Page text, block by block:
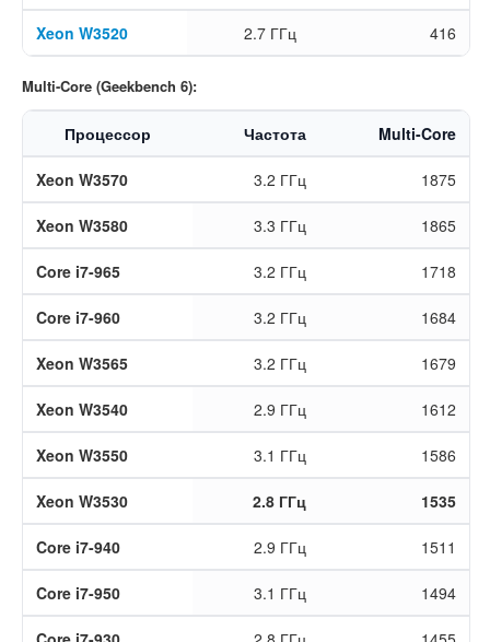
Xeon W3520 2.7 ГГц 416
Multi-Core (Geekbench 6):
Процессор Частота Multi-Core
Xeon W3570 3.2 ГГц 1875
Xeon W3580 3.3 ГГц 1865
Core i7-965 3.2 ГГц 1718
Core i7-960 3.2 ГГц 1684
Xeon W3565 3.2 ГГц 1679
Xeon W3540 2.9 ГГц 1612
Xeon W3550 3.1 ГГц 1586
Xeon W3530 2.8 ГГц 1535
Core i7-940 2.9 ГГц 1511
Core i7-950 3.1 ГГц 1494